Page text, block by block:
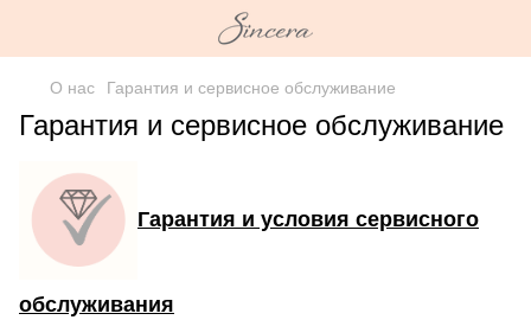
О нас Гарантия и сервисное обслуживание
Гарантия и сервисное обслуживание
Гарантия и условия сервисного
обслуживания